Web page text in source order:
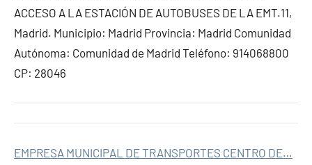
ACCESO A LA ESTACIÓN DE AUTOBUSES DE LA EMT.11,
Madrid. Municipio: Madrid Provincia: Madrid Comunidad
Autónoma: Comunidad de Madrid Teléfono: 914068800
CP: 28046
EMPRESA MUNICIPAL DE TRANSPORTES CENTRO DE…